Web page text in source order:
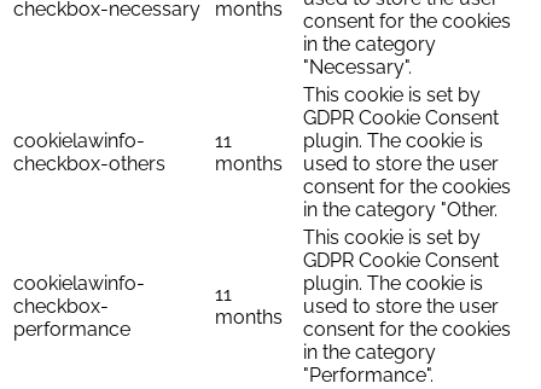
checkbox-necessary
months
consent for the cookies
in the category
"Necessary".
cookielawinfo-
checkbox-others
11
months
This cookie is set by
GDPR Cookie Consent
plugin. The cookie is
used to store the user
consent for the cookies
in the category "Other.
cookielawinfo-
checkbox-
performance
11
months
This cookie is set by
GDPR Cookie Consent
plugin. The cookie is
used to store the user
consent for the cookies
in the category
"Performance".